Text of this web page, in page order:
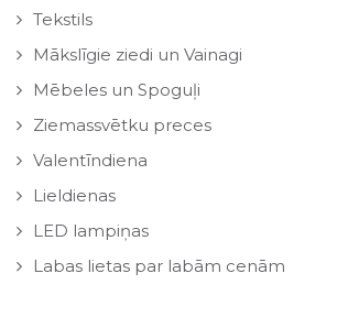
Tekstils
Mākslīgie ziedi un Vainagi
Mēbeles un Spoguļi
Ziemassvētku preces
Valentīndiena
Lieldienas
LED lampiņas
Labas lietas par labām cenām